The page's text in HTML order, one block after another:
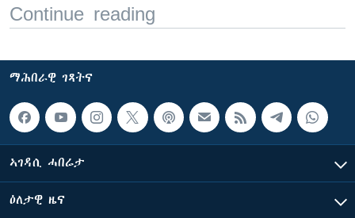
Continue reading
ማሕበራዊ ገጻትና
ኣገዳሲ ሓበሬታ
ዕለታዊ ዜና